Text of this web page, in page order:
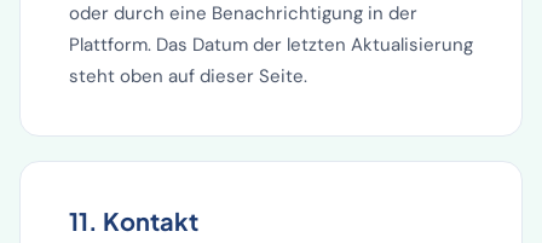
oder durch eine Benachrichtigung in der
Plattform. Das Datum der letzten Aktualisierung
steht oben auf dieser Seite.
11. Kontakt